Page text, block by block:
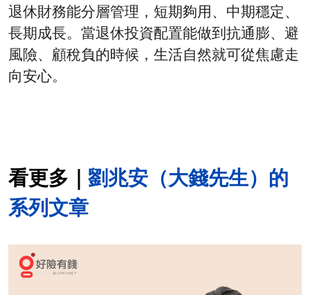
退休財務能分層管理，短期夠用、中期穩定、
長期成長。當退休投資配置能做到抗通膨、避
風險、顧稅負的時候，生活自然就可從焦慮走
向安心。
看更多｜ 劉兆安（大錢先生）的
系列文章